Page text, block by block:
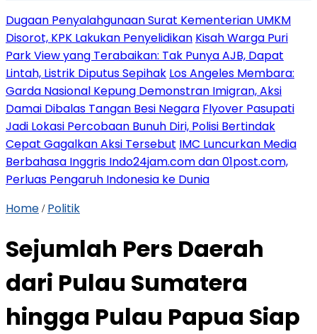
Dugaan Penyalahgunaan Surat Kementerian UMKM
Disorot, KPK Lakukan Penyelidikan Kisah Warga Puri
Park View yang Terabaikan: Tak Punya AJB, Dapat
Lintah, Listrik Diputus Sepihak Los Angeles Membara:
Garda Nasional Kepung Demonstran Imigran, Aksi
Damai Dibalas Tangan Besi Negara Flyover Pasupati
Jadi Lokasi Percobaan Bunuh Diri, Polisi Bertindak
Cepat Gagalkan Aksi Tersebut IMC Luncurkan Media
Berbahasa Inggris Indo24jam.com dan 01post.com,
Perluas Pengaruh Indonesia ke Dunia
Home / Politik
Sejumlah Pers Daerah
dari Pulau Sumatera
hingga Pulau Papua Siap